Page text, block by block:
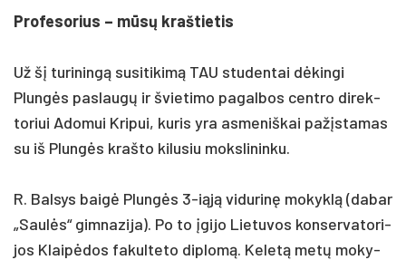
Pro­fe­so­rius – mūsų kraš­tie­tis
Už šį tu­ri­ningą su­si­ti­kimą TAU stu­den­tai dėkin­gi
Plungės pa­slaugų ir švie­ti­mo pa­gal­bos cent­ro di­rek­
to­riui Ado­mui Kri­pui, ku­ris yra as­me­niš­kai pa­žįsta­mas
su iš Plungės kraš­to ki­lu­siu moks­li­nin­ku.
R. Bal­sys baigė Plungės 3-iąją vi­du­rinę mo­kyklą (da­bar
„Saulės“ gim­na­zi­ja). Po to įgi­jo Lie­tu­vos kon­ser­va­to­ri­
jos Klaipė­dos fa­kul­te­to dip­lomą. Ke­letą metų mo­ky­